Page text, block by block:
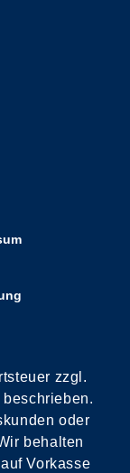
zzgl.
oder
behalten
Vorkasse